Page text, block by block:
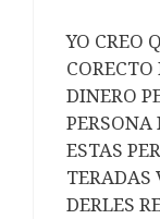
YO CREO
DINERO
PERSONA
ESTAS
TERADAS
DERLES